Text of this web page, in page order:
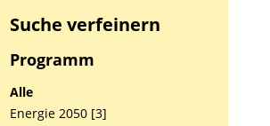
Suche verfeinern
Programm
Alle
Energie 2050 [3]